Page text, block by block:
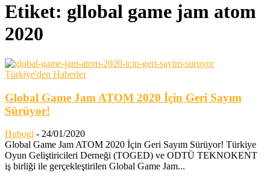
Etiket: gllobal game jam atom
2020
Türkiye'den Haberler
Global Game Jam ATOM 2020 İçin Geri Sayım
Sürüyor!
Hubogi - 24/01/2020
Global Game Jam ATOM 2020 İçin Geri Sayım Sürüyor! Türkiye
Oyun Geliştiricileri Derneği (TOGED) ve ODTÜ TEKNOKENT
iş birliği ile gerçekleştirilen Global Game Jam...